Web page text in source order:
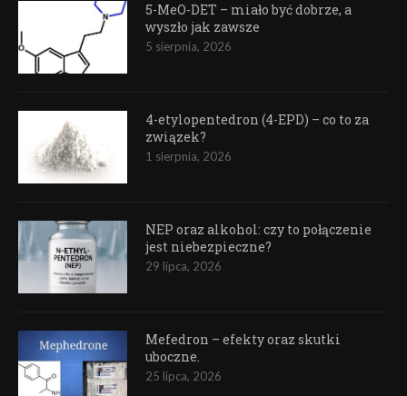
5-MeO-DET – miało być dobrze, a
wyszło jak zawsze
5 sierpnia, 2026
4-etylopentedron (4-EPD) – co to za
związek?
1 sierpnia, 2026
NEP oraz alkohol: czy to połączenie
jest niebezpieczne?
29 lipca, 2026
Mefedron – efekty oraz skutki
uboczne.
25 lipca, 2026